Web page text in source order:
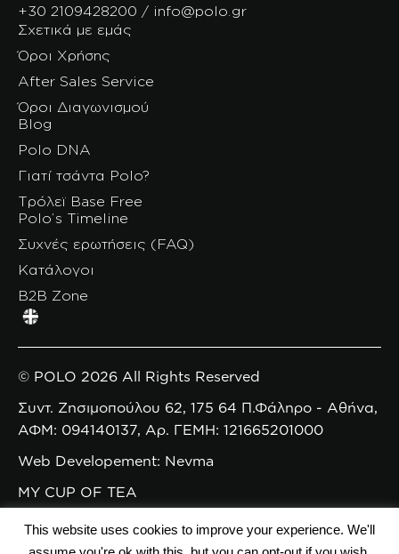
+30 2109428200 / info@polo.gr
Σχετικά με εμάς
Όροι Χρήσης
After Sales Service
Όροι Διαγωνισμού
Blog
Polo DNA
Γιατί τσάντα Polo?
Τρόλεϊ Base Free
Polo’s Timeline
Συχνές ερωτήσεις (FAQ)
Κατάλογοι
B2B Zone
© POLO 2026 All Rights Reserved
Συντ. Ζησιμοπούλου 62, 175 64 Π.Φάληρο - Αθήνα,
ΑΦΜ: 094140137, Αρ. ΓΕΜΗ: 121665201000
Web Developement: Nevma
MY CUP OF TEA
This website uses cookies to improve your experience. We'll